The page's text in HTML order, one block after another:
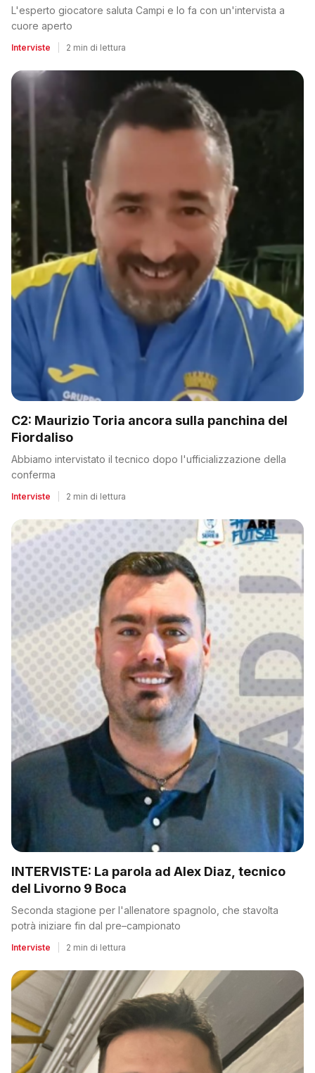
L'esperto giocatore saluta Campi e lo fa con un'intervista a
cuore aperto
Interviste 2 min di lettura
C2: Maurizio Toria ancora sulla panchina del
Fiordaliso
Abbiamo intervistato il tecnico dopo l'ufficializzazione della
conferma
Interviste 2 min di lettura
INTERVISTE: La parola ad Alex Diaz, tecnico
del Livorno 9 Boca
Seconda stagione per l'allenatore spagnolo, che stavolta
potrà iniziare fin dal pre–campionato
Interviste 2 min di lettura